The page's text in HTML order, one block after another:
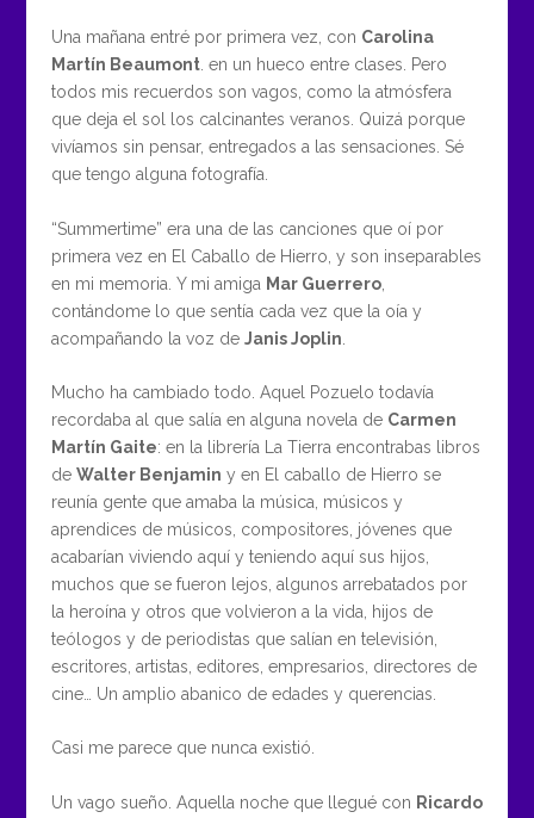
Una mañana entré por primera vez, con Carolina
Martín Beaumont. en un hueco entre clases. Pero
todos mis recuerdos son vagos, como la atmósfera
que deja el sol los calcinantes veranos. Quizá porque
vivíamos sin pensar, entregados a las sensaciones. Sé
que tengo alguna fotografía.
“Summertime” era una de las canciones que oí por
primera vez en El Caballo de Hierro, y son inseparables
en mi memoria. Y mi amiga Mar Guerrero,
contándome lo que sentía cada vez que la oía y
acompañando la voz de Janis Joplin
Mucho ha cambiado todo. Aquel Pozuelo todavía
recordaba al que salía en alguna novela de Carmen
Martín Gaite: en la librería La Tierra encontrabas libros
de Walter Benjamin y en El caballo de Hierro se
reunía gente que amaba la música, músicos y
aprendices de músicos, compositores, jóvenes que
acabarían viviendo aquí y teniendo aquí sus hijos,
muchos que se fueron lejos, algunos arrebatados por
la heroína y otros que volvieron a la vida, hijos de
teólogos y de periodistas que salían en televisión,
escritores, artistas, editores, empresarios, directores de
cine… Un amplio abanico de edades y querencias.
Casi me parece que nunca existió.
Un vago sueño. Aquella noche que llegué con Ricardo